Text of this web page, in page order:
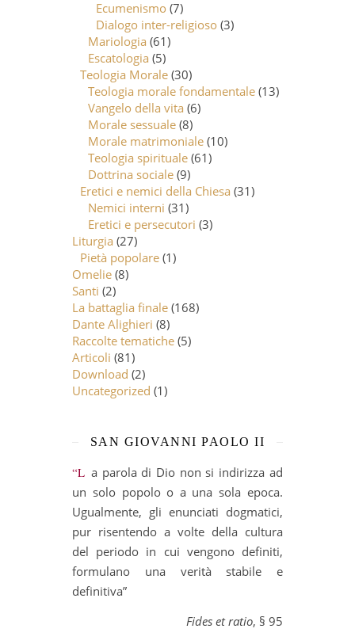
Ecumenismo (7)
Dialogo inter-religioso (3)
Mariologia (61)
Escatologia (5)
Teologia Morale (30)
Teologia morale fondamentale (13)
Vangelo della vita (6)
Morale sessuale (8)
Morale matrimoniale (10)
Teologia spirituale (61)
Dottrina sociale (9)
Eretici e nemici della Chiesa (31)
Nemici interni (31)
Eretici e persecutori (3)
Liturgia (27)
Pietà popolare (1)
Omelie (8)
Santi (2)
La battaglia finale (168)
Dante Alighieri (8)
Raccolte tematiche (5)
Articoli (81)
Download (2)
Uncategorized (1)
SAN GIOVANNI PAOLO II
“La parola di Dio non si indirizza ad
un solo popolo o a una sola epoca.
Ugualmente, gli enunciati dogmatici,
pur risentendo a volte della cultura
del periodo in cui vengono definiti,
formulano una verità stabile e
definitiva”
Fides et ratio, § 95